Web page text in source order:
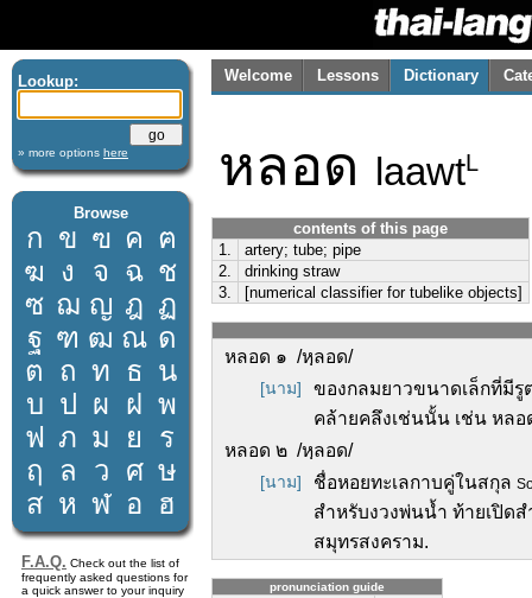
Lookup:
» more options here
Browse
ก ข ฃ ค ฅ
ฆ ง จ ฉ ช
ซ ฌ ญ ฎ ฏ
ฐ ฑ ฒ ณ ด
ต ถ ท ธ น
บ ป ผ ฝ พ
ฟ ภ ม ย
ร
ฤ
ล ว ศ ษ
ส ห ฬ อ ฮ
F.A.Q. Check out the list of
frequently asked questions for
a quick answer to your inquiry
Welcome Lessons Dictionary
หลอด laawtL
contents of this page
1.
artery; tube; pipe
2.
drinking straw
3.
[numerical classifier for tubelike objects]
หลอด ๑ /หฺลอด/
[นาม]
ของกลมยาวขนาดเล็กที่มี
คล้ายคลึงเช่นนั้น เช่น หล
หลอด ๒ /หฺลอด/
[นาม] ชื่อหอยทะเลกาบคู่ในสกุล
สำหรับงวงพ่นน้ำ ท้ายเปิด
สมุทรสงคราม.
pronunciation guide